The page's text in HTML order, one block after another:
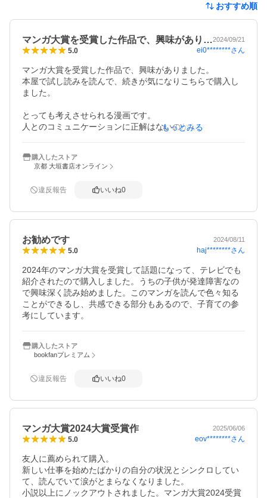
おすすめ順
マンガ大賞を受賞した作品で、興味があり…2024/09/21
5.0 ei0********さん
マンガ大賞を受賞した作品で、興味がありました。
本屋で試し読みを読んで、続きが気になりこちらで購入し
ました。
とっても考えさせられる漫画です。
人とのコミュニケーションに正解はないのかもしれないけ
梱包も丁寧で、発送も早くて助かりました！
もっとみる
購入したストア
京都 大垣書店オンライン
違反報告 いいね0
お勧めです 2024/08/11
5.0 haj********さん
2024年のマンガ大賞を受賞して話題になって、テレビでも
紹介されたので購入しました。うちの子供が発達障害なの
で興味深く読み始めました。このマンガを読んで色々知る
ことができるし、共感できる部分もあるので、子育ての参
考にしています。
購入したストア
bookfanプレミアム
違反報告 いいね0
マンガ大賞2024大賞受賞作 2025/06/06
5.0 eov********さん
友人に薦められて購入。
新しい仕事を始めたばかりの自分の状況とシンクロしてい
て、読んでいて涙がとまらなくなりました。
小説以上にノックアウトされました。マンガ大賞2024受賞